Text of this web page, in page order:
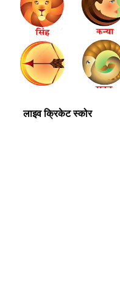
लाइव क्रिकेट स्कोर